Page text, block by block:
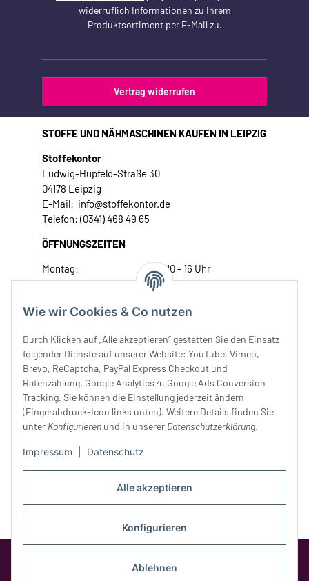
Alle akzeptieren
Konfigurieren
Ablehnen
Wie wir Cookies & Co nutzen
Durch Klicken auf „Alle akzeptieren“ gestatten Sie den Einsatz
folgender Dienste auf unserer Website: YouTube, Vimeo,
Brevo, ReCaptcha, PayPal Express Checkout und
Ratenzahlung, Google Analytics 4, Google Ads Conversion
Tracking. Sie können die Einstellung jederzeit ändern
(Fingerabdruck-Icon links unten). Weitere Details finden Sie
unter Konfigurieren und in unserer Datenschutzerklärung.
Impressum Datenschutz
widerruflich Informationen zu Ihrem
Produktsortiment per E-Mail zu.
Vertrag widerrufen
STOFFE UND NÄHMASCHINEN KAUFEN IN LEIPZIG
Stoffekontor
Ludwig-Hupfeld-Straße 30
04178 Leipzig
E-Mail: info@stoffekontor.de
Telefon: (0341) 468 49 65
ÖFFNUNGSZEITEN
Montag:
10 - 16 Uhr
Dienstag:
10 - 16 Uhr
Donnerstag:
10 - 18 Uhr
Samstag:
10 - 14 Uhr
Unser Service
Rechtliches
Opt-Out-Cookie ist nicht gesetzt